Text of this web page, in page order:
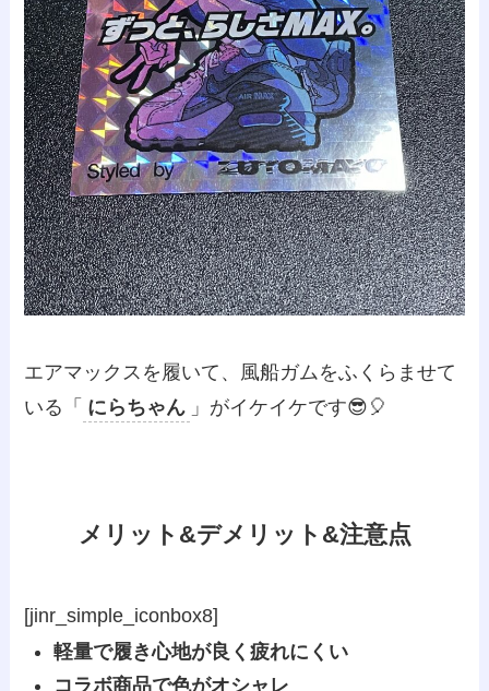
エアマックスを履いて、風船ガムをふくらませて
いる「 にらちゃん 」がイケイケです😎🎈
メリット&デメリット&注意点
[jinr_simple_iconbox8]
軽量で履き心地が良く疲れにくい
コラボ商品で色がオシャレ